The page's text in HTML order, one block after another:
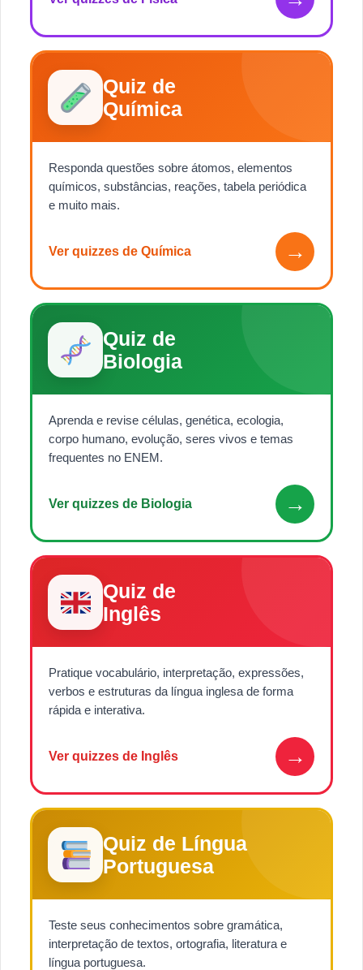
Quiz de
Química
Responda questões sobre átomos, elementos
químicos, substâncias, reações, tabela periódica
e muito mais.
Ver quizzes de Química →
Quiz de
Biologia
Aprenda e revise células, genética, ecologia,
corpo humano, evolução, seres vivos e temas
frequentes no ENEM.
Ver quizzes de Biologia →
Quiz de
Inglês
Pratique vocabulário, interpretação, expressões,
verbos e estruturas da língua inglesa de forma
rápida e interativa.
Ver quizzes de Inglês →
Quiz de Língua
Portuguesa
Teste seus conhecimentos sobre gramática,
interpretação de textos, ortografia, literatura e
língua portuguesa.